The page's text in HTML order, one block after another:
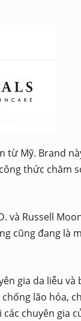
từ Mỹ. Brand
thức chăm
và Russell
cũng đang là
gia da liễu và
lão hóa,
chuyên gia